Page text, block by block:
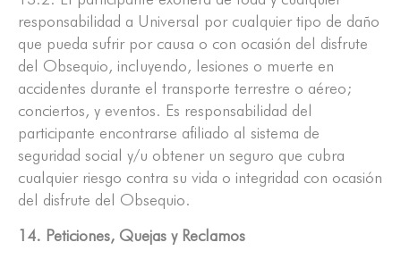
responsabilidad a Universal por cualquier tipo de daño
que pueda sufrir por causa o con ocasión del disfrute
del Obsequio, incluyendo, lesiones o muerte en
accidentes durante el transporte terrestre o aéreo;
conciertos, y eventos. Es responsabilidad del
participante encontrarse afiliado al sistema de
seguridad social y/u obtener un seguro que cubra
cualquier riesgo contra su vida o integridad con ocasión
del disfrute del Obsequio.
14. Peticiones, Quejas y Reclamos